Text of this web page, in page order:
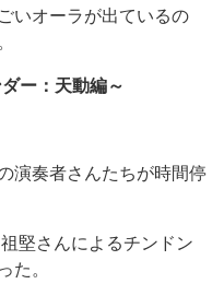
いオーラが出ているの
ー：天動編～
演奏者さんたちが時間停
堅さんによるチンドン
。